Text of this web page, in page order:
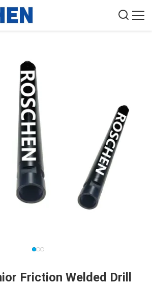
Friction Welded Drill